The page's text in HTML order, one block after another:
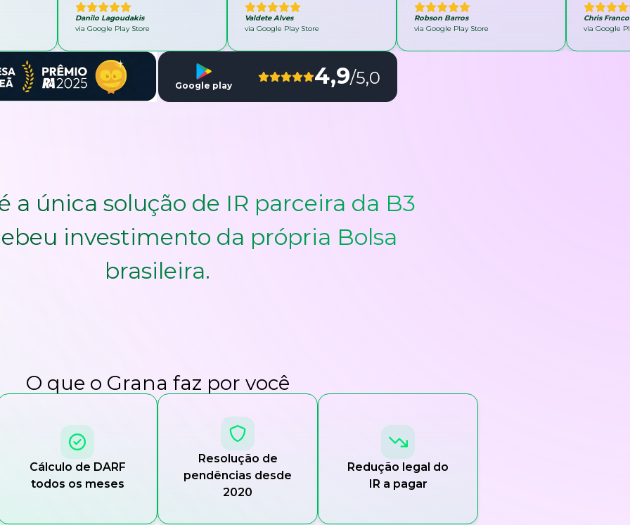
Danilo Lagoudakis
via Google Play Store
Valdete Alves
via Google Play Store
Robson Barros
via Google Play Store
Chris Franco
via Google
Google play 4,9/5,0
a única solução de IR parceira da B3
investimento da própria Bolsa
brasileira.
O que o Grana faz por você
Cálculo de DARF
todos os meses
Resolução de
pendências desde
2020
Redução legal do
IR a pagar